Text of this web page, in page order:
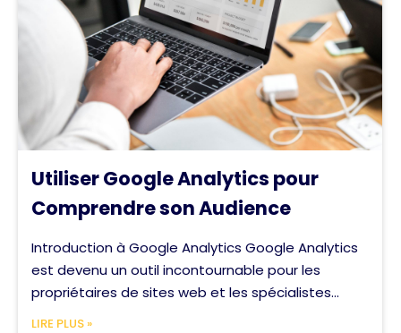
Utiliser Google Analytics pour
Comprendre son Audience
Introduction à Google Analytics Google Analytics
est devenu un outil incontournable pour les
propriétaires de sites web et les spécialistes...
LIRE PLUS »